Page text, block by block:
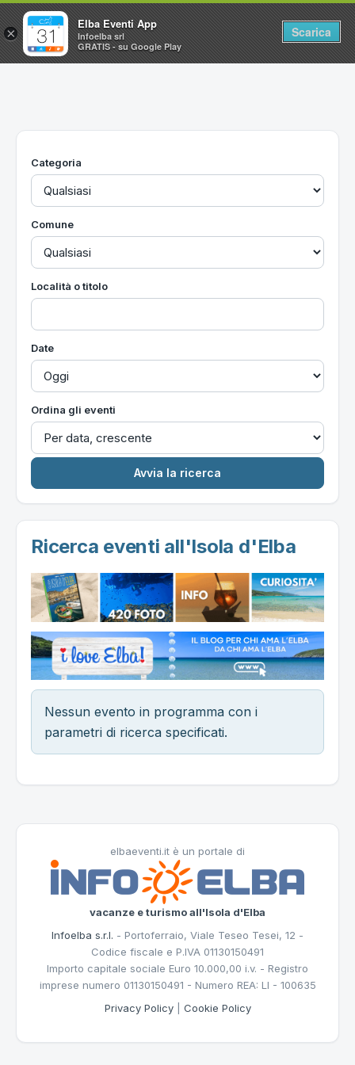
Home
Utilità
Categoria
Comune
Località o titolo
Date
Ordina gli eventi
Ricerca eventi all'Isola d'Elba
Nessun evento in programma con i
parametri di ricerca specificati.
elbaeventi.it è un portale di
vacanze e turismo all'Isola d'Elba
Infoelba s.r.l. - Portoferraio, Viale Teseo Tesei, 12 -
Codice fiscale e P.IVA 01130150491
Importo capitale sociale Euro 10.000,00 i.v. - Registro
imprese numero 01130150491 - Numero REA: LI - 100635
Privacy Policy| Cookie Policy
×
Elba Eventi App
Infoelba srl
GRATIS - su Google Play
Scarica